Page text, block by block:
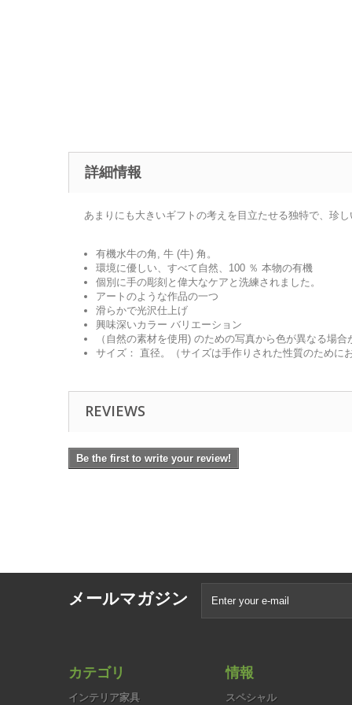
詳細情報
あまりにも大きいギフトの考えを目立たせる独特で、珍
有機水牛の角, 牛 (牛) 角。
環境に優しい、すべて自然、100 ％ 本物の有機
個別に手の彫刻と偉大なケアと洗練されました。
アートのような作品の一つ
滑らかで光沢仕上げ
興味深いカラー バリエーション
（自然の素材を使用) のための写真から色が異なる場合
サイズ： 直径。（サイズは手作りされた性質のために
REVIEWS
Be the first to write your review!
メールマガジン
カテゴリ
インテリア家具
情報
スペシャル